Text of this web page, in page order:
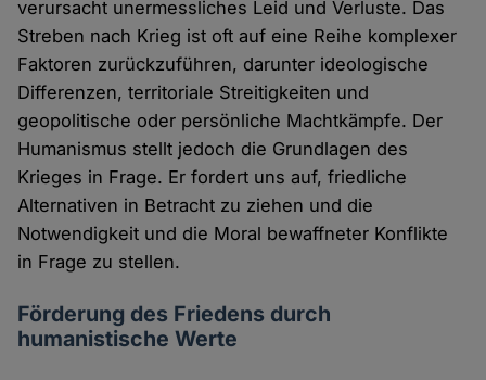
verursacht unermessliches Leid und Verluste. Das
Streben nach Krieg ist oft auf eine Reihe komplexer
Faktoren zurückzuführen, darunter ideologische
Differenzen, territoriale Streitigkeiten und
geopolitische oder persönliche Machtkämpfe. Der
Humanismus stellt jedoch die Grundlagen des
Krieges in Frage. Er fordert uns auf, friedliche
Alternativen in Betracht zu ziehen und die
Notwendigkeit und die Moral bewaffneter Konflikte
in Frage zu stellen.
Förderung des Friedens durch
humanistische Werte